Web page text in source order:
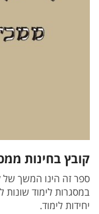
קובץ בחינות
ספר זה הינו המשך של
יחידות לימוד.